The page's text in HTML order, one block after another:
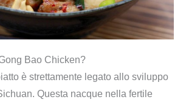
Bao Chicken?
è strettamente legato allo sviluppo
Questa nacque nella fertile